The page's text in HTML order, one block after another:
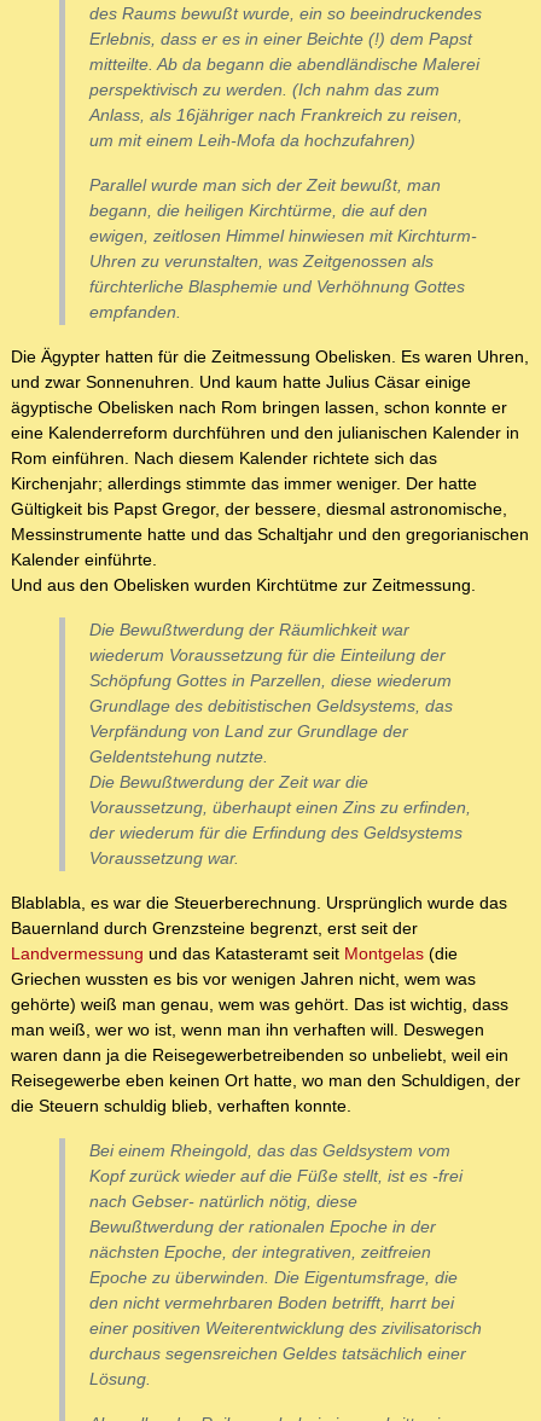
des Raums bewußt wurde, ein so beeindruckendes
Erlebnis, dass er es in einer Beichte (!) dem Papst
mitteilte. Ab da begann die abendländische Malerei
perspektivisch zu werden. (Ich nahm das zum
Anlass, als 16jähriger nach Frankreich zu reisen,
um mit einem Leih-Mofa da hochzufahren)
Parallel wurde man sich der Zeit bewußt, man
begann, die heiligen Kirchtürme, die auf den
ewigen, zeitlosen Himmel hinwiesen mit Kirchturm-
Uhren zu verunstalten, was Zeitgenossen als
fürchterliche Blasphemie und Verhöhnung Gottes
empfanden.
Die Ägypter hatten für die Zeitmessung Obelisken. Es waren Uhren,
und zwar Sonnenuhren. Und kaum hatte Julius Cäsar einige
ägyptische Obelisken nach Rom bringen lassen, schon konnte er
eine Kalenderreform durchführen und den julianischen Kalender in
Rom einführen. Nach diesem Kalender richtete sich das
Kirchenjahr; allerdings stimmte das immer weniger. Der hatte
Gültigkeit bis Papst Gregor, der bessere, diesmal astronomische,
Messinstrumente hatte und das Schaltjahr und den gregorianischen
Kalender einführte.
Und aus den Obelisken wurden Kirchtütme zur Zeitmessung.
Die Bewußtwerdung der Räumlichkeit war
wiederum Voraussetzung für die Einteilung der
Schöpfung Gottes in Parzellen, diese wiederum
Grundlage des debitistischen Geldsystems, das
Verpfändung von Land zur Grundlage der
Geldentstehung nutzte.
Die Bewußtwerdung der Zeit war die
Voraussetzung, überhaupt einen Zins zu erfinden,
der wiederum für die Erfindung des Geldsystems
Voraussetzung war.
Blablabla, es war die Steuerberechnung. Ursprünglich wurde das
Bauernland durch Grenzsteine begrenzt, erst seit der
Landvermessung und das Katasteramt seit Montgelas (die
Griechen wussten es bis vor wenigen Jahren nicht, wem was
gehörte) weiß man genau, wem was gehört. Das ist wichtig, dass
man weiß, wer wo ist, wenn man ihn verhaften will. Deswegen
waren dann ja die Reisegewerbetreibenden so unbeliebt, weil ein
Reisegewerbe eben keinen Ort hatte, wo man den Schuldigen, der
die Steuern schuldig blieb, verhaften konnte.
Bei einem Rheingold, das das Geldsystem vom
Kopf zurück wieder auf die Füße stellt, ist es -frei
nach Gebser- natürlich nötig, diese
Bewußtwerdung der rationalen Epoche in der
nächsten Epoche, der integrativen, zeitfreien
Epoche zu überwinden. Die Eigentumsfrage, die
den nicht vermehrbaren Boden betrifft, harrt bei
einer positiven Weiterentwicklung des zivilisatorisch
durchaus segensreichen Geldes tatsächlich einer
Lösung.